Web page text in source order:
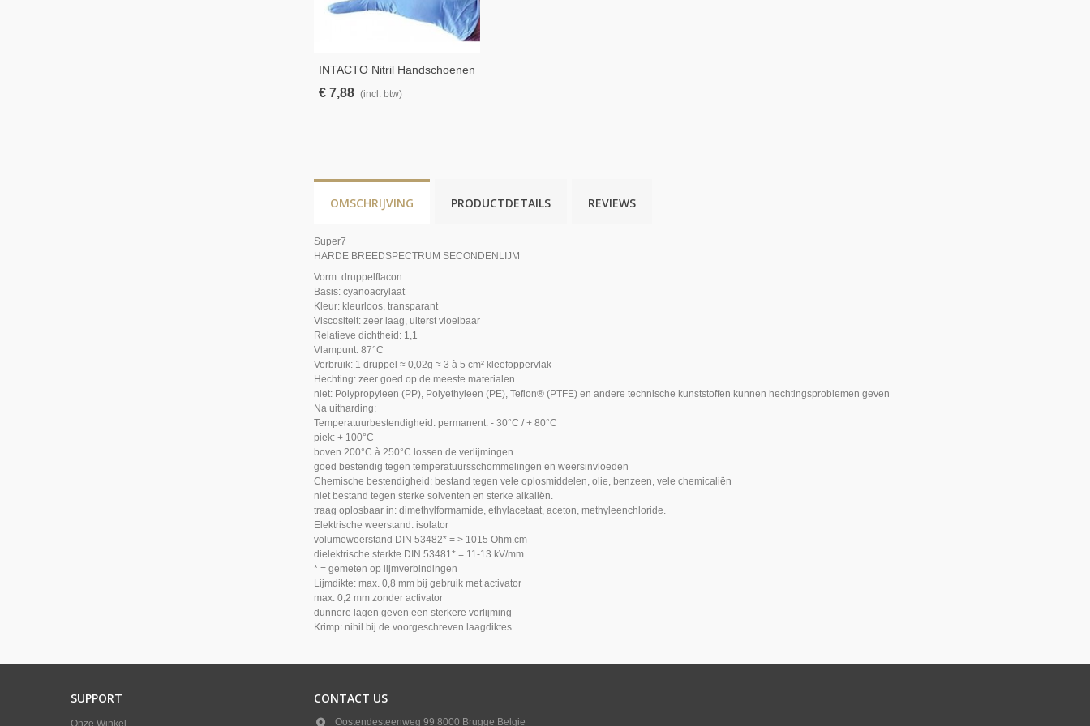
INTACTO Nitril Handschoenen
XL – 100 Stuks
€ 7,88 (incl. btw)
OMSCHRIJVING PRODUCTDETAILS REVIEWS
Super7
HARDE BREEDSPECTRUM SECONDENLIJM
Vorm: druppelflacon
Basis: cyanoacrylaat
Kleur: kleurloos, transparant
Viscositeit: zeer laag, uiterst vloeibaar
Relatieve dichtheid: 1,1
Vlampunt: 87°C
Verbruik: 1 druppel ≈ 0,02g ≈ 3 à 5 cm² kleefoppervlak
Hechting: zeer goed op de meeste materialen
niet: Polypropyleen (PP), Polyethyleen (PE), Teflon® (PTFE) en andere technische kunststoffen kunnen hechtingsproblemen geven
Na uitharding:
Temperatuurbestendigheid: permanent: - 30°C / + 80°C
piek: + 100°C
boven 200°C à 250°C lossen de verlijmingen
goed bestendig tegen temperatuursschommelingen en weersinvloeden
Chemische bestendigheid: bestand tegen vele oplosmiddelen, olie, benzeen, vele chemicaliën
niet bestand tegen sterke solventen en sterke alkaliën.
traag oplosbaar in: dimethylformamide, ethylacetaat, aceton, methyleenchloride.
Elektrische weerstand: isolator
volumeweerstand DIN 53482* = > 1015 Ohm.cm
dielektrische sterkte DIN 53481* = 11-13 kV/mm
* = gemeten op lijmverbindingen
Lijmdikte: max. 0,8 mm bij gebruik met activator
max. 0,2 mm zonder activator
dunnere lagen geven een sterkere verlijming
Krimp: nihil bij de voorgeschreven laagdiktes
SUPPORT
Onze Winkel
CONTACT US
Oostendesteenweg 99 8000 Brugge Belgie